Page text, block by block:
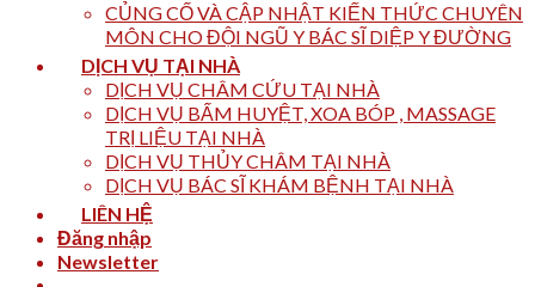
CỦNG CỐ VÀ CẬP NHẬT KIẾN THỨC CHUYÊN
MÔN CHO ĐỘI NGŨ Y BÁC SĨ DIỆP Y ĐƯỜNG
DỊCH VỤ TẠI NHÀ
DỊCH VỤ CHÂM CỨU TẠI NHÀ
DỊCH VỤ BẤM HUYỆT, XOA BÓP , MASSAGE
TRỊ LIỆU TẠI NHÀ
DỊCH VỤ THỦY CHÂM TẠI NHÀ
DỊCH VỤ BÁC SĨ KHÁM BỆNH TẠI NHÀ
LIÊN HỆ
Đăng nhập
Newsletter